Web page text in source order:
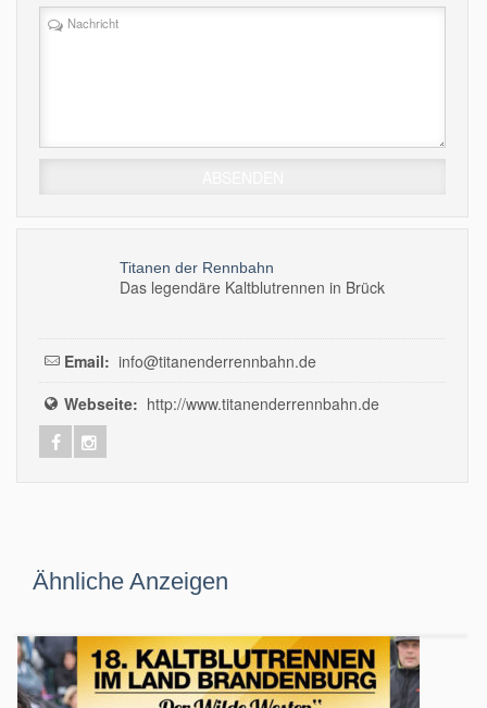
Titanen der Rennbahn
Das legendäre Kaltblutrennen in Brück
Email: info@titanenderrennbahn.de
Webseite: http://www.titanenderrennbahn.de
Ähnliche Anzeigen